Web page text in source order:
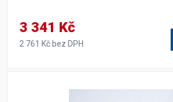
3 341 Kč
2 761 Kč bez DPH